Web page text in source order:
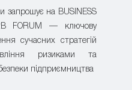
запрошує на BUSINESS
FORUM — ключову
сучасних стратегій
ризиками та
підприємництва